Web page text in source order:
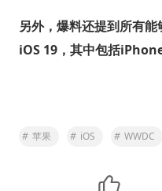
另外，爆料还提到所有
iOS 19，其中包括
# 苹果 # iOS # WWDC